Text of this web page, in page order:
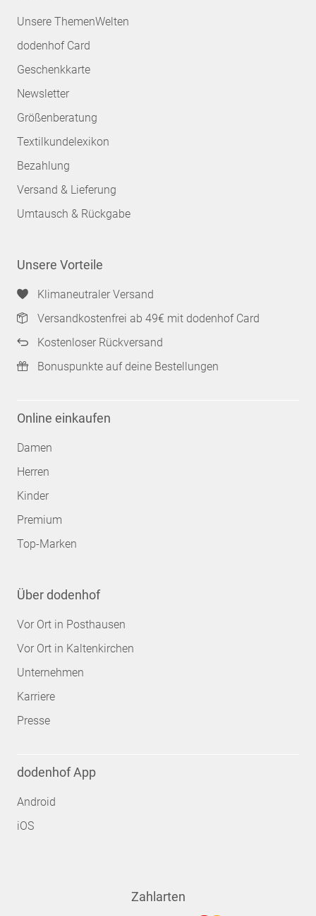
Unsere ThemenWelten
dodenhof Card
Geschenkkarte
Newsletter
Größenberatung
Textilkundelexikon
Bezahlung
Versand & Lieferung
Umtausch & Rückgabe
Unsere Vorteile
Klimaneutraler Versand
Versandkostenfrei ab 49€ mit dodenhof Card
Kostenloser Rückversand
Bonuspunkte auf deine Bestellungen
Online einkaufen
Damen
Herren
Kinder
Premium
Top-Marken
Über dodenhof
Vor Ort in Posthausen
Vor Ort in Kaltenkirchen
Unternehmen
Karriere
Presse
dodenhof App
Android
iOS
Zahlarten